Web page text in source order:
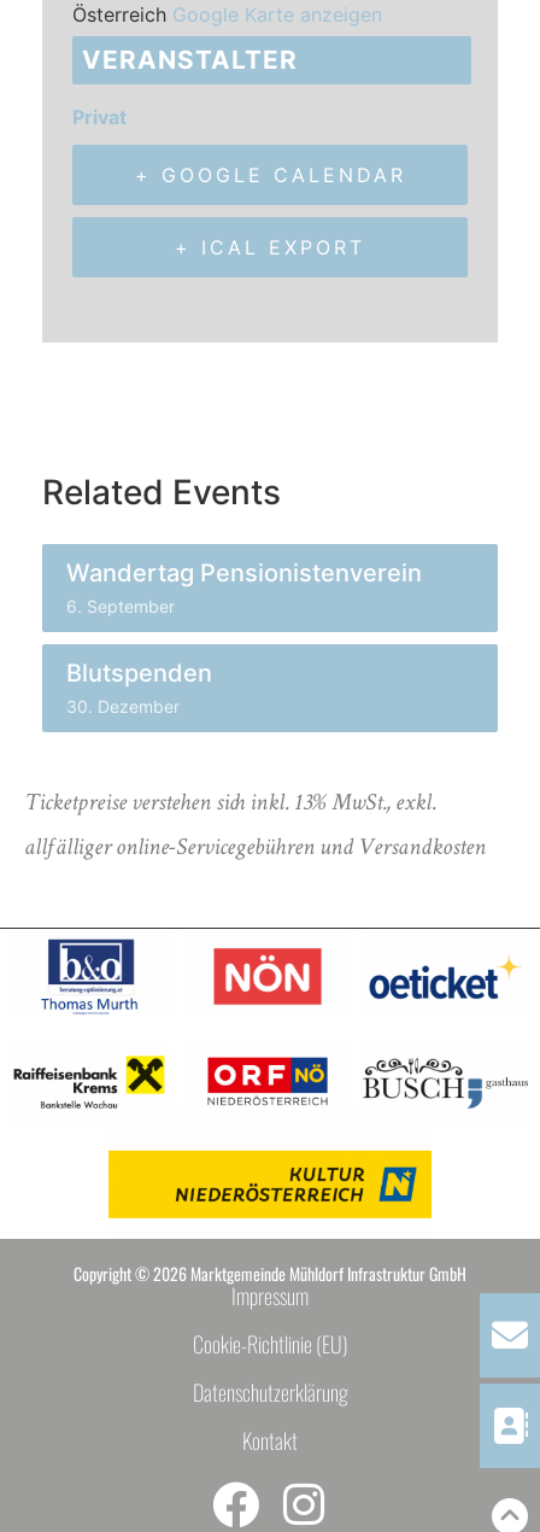
Österreich Google Karte anzeigen
VERANSTALTER
Privat
+ GOOGLE CALENDAR
+ ICAL EXPORT
Related Events
Wandertag Pensionistenverein
6. September
Blutspenden
30. Dezember
Ticketpreise verstehen sich inkl. 13% MwSt., exkl.
allfälliger online-Servicegebühren und Versandkosten
Copyright © 2026 Marktgemeinde Mühldorf Infrastruktur GmbH
Impressum
Cookie-Richtlinie (EU)
Datenschutzerklärung
Kontakt